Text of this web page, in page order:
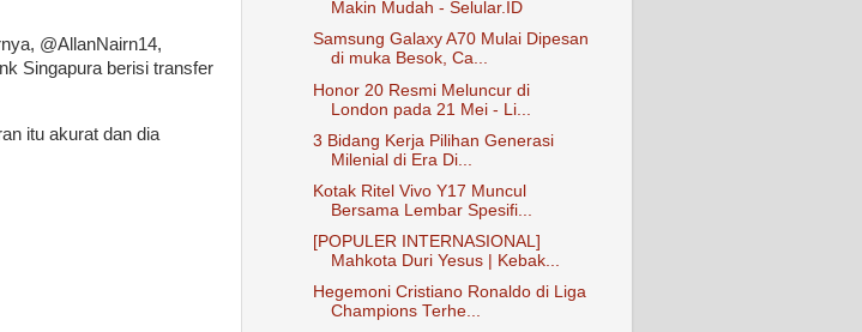
@AllanNairn14,
Singapura berisi transfer
itu akurat dan dia
Makin Mudah - Selular.ID
Samsung Galaxy A70 Mulai Dipesan
di muka Besok, Ca...
Honor 20 Resmi Meluncur di
London pada 21 Mei - Li...
3 Bidang Kerja Pilihan Generasi
Milenial di Era Di...
Kotak Ritel Vivo Y17 Muncul
Bersama Lembar Spesifi...
[POPULER INTERNASIONAL]
Mahkota Duri Yesus | Kebak...
Hegemoni Cristiano Ronaldo di Liga
Champions Terhe...